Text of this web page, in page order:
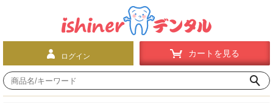
ログイン カートを見る